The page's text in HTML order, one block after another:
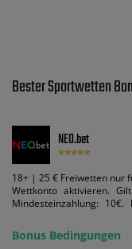
Bester Sportwetten
NEO.bet
18+ | 25 € Freiwetten nur
Wettkonto aktivieren.
Mindesteinzahlung:
Bedingungen können
Suchtrisiken: buwei.de.
Bonus Bedingungen